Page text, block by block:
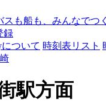
スも船も、みんなでつ
録
ついて 時刻表リスト
駅方面